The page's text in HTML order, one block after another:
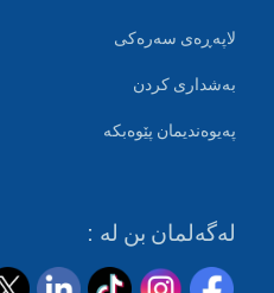
لاپەڕەی سەرەکی
بەشداری کردن
پەیوەندیمان پێوەبکە
لەگەلمان بن لە :